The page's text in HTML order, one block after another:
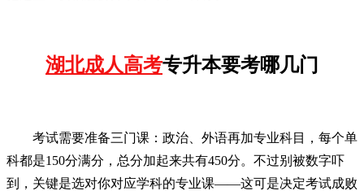
湖北成人高考专升本要考哪几门
考试需要准备三门课：政治、外语再加专业科目，每个单
科都是150分满分，总分加起来共有450分。不过别被数字吓
到，关键是选对你对应学科的专业课——这可是决定考试成败